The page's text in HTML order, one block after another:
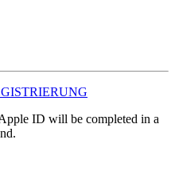
ID will be completed in a